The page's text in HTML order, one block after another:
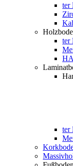
ter
ter
ter